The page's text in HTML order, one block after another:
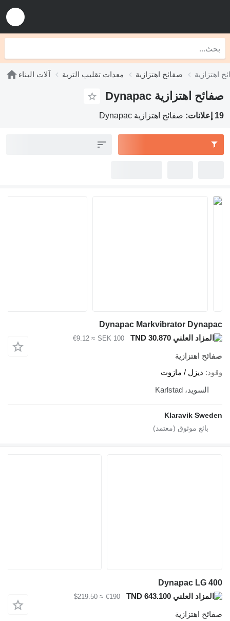
آلات البناء معدات تقليب التربة صفائح اهتزازية
صفائح اهتزازية Dynapac
19 إعلانات: صفائح اهتزازية Dynapac
Dynapac Markvibrator Dynapac
SEK 100
≈ €9.12
صفائح اهتزازية
وقود ديزل / مازوت
السويد، Karlstad
Klaravik Sweden
Dynapac LG 400
€190
≈ $219.50
صفائح اهتزازية